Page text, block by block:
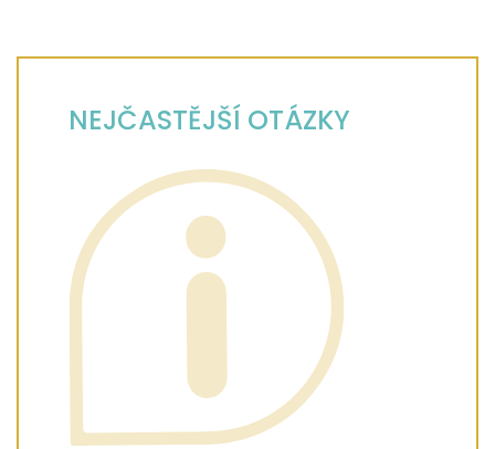
NEJČASTĚJŠÍ OTÁZKY